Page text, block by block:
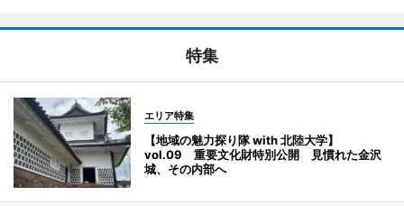
特集
エリア特集
【地域の魅力探り隊 with 北陸大学】
vol.09 重要文化財特別公開 見慣れた金沢
城、その内部へ